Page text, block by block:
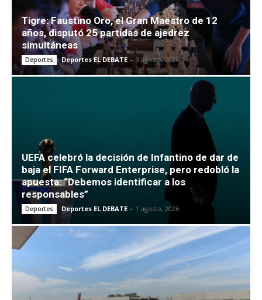
Tigre: Faustino Oro, el Gran Maestro de 12
años, disputó 25 partidas de ajedrez
simultáneas
Deportes Deportes EL DEBATE - 3 agosto, 2026
UEFA celebró la decisión de Infantino de dar de
baja el FIFA Forward Enterprise, pero redobló la
apuesta: “Debemos identificar a los
responsables”
Deportes Deportes EL DEBATE - 1 agosto, 2026